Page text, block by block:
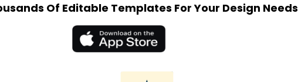
Of Editable Templates For Your Design Needs